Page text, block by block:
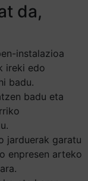
da,
instalazioa
ireki edo
badu.
badu eta
jarduerak garatu
enpresen arteko